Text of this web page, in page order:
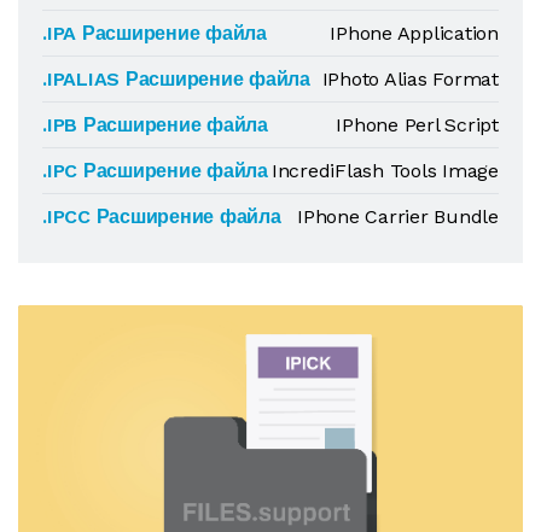
.IPA Расширение файла
IPhone Application
.IPALIAS Расширение файла IPhoto Alias Format
.IPB Расширение файла
IPhone Perl Script
.IPC Расширение файла IncrediFlash Tools Image
.IPCC Расширение файла
IPhone Carrier Bundle